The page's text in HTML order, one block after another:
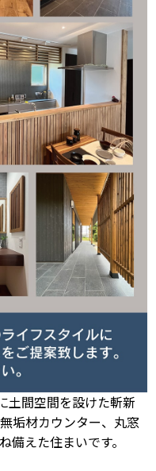
土間空間を設けた斬新
垢材カウンター、丸窓
備えた住まいです。